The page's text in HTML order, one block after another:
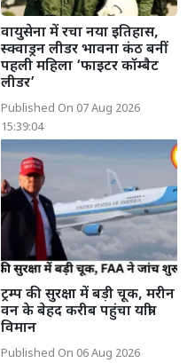
वायुसेना में रचा नया इतिहास,
स्क्वाड्रन लीडर भावना कंठ बनीं
पहली महिला ‘फाइटर कॉम्बैट
लीडर’
Published On 07 Aug 2026
15:39:04
ट्रम्प की सुरक्षा में बड़ी चूक, मरीन
वन के बेहद करीब पहुंचा यात्री
विमान
Published On 06 Aug 2026